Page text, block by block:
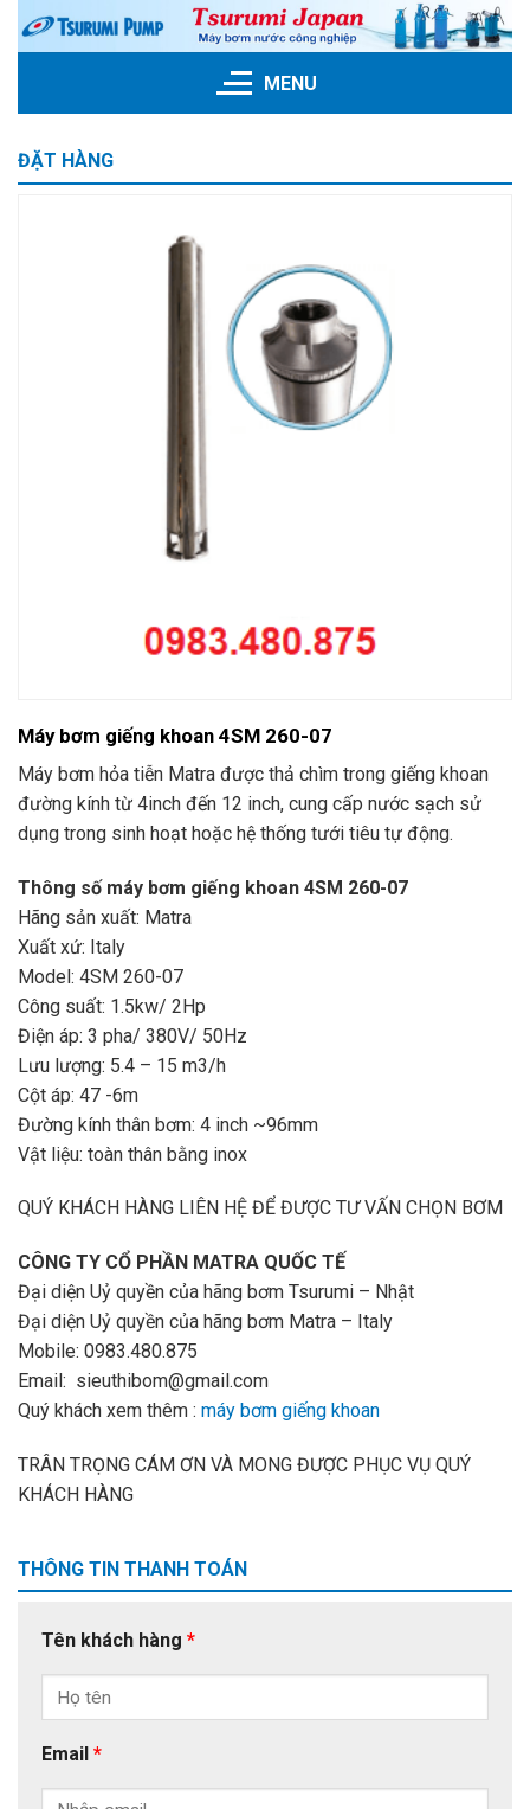
Skip
MENU
ĐẶT HÀNG
Máy bơm giếng khoan 4SM 260-07
Máy bơm hỏa tiễn Matra được thả chìm trong giếng khoan
đường kính từ 4inch đến 12 inch, cung cấp nước sạch sử
dụng trong sinh hoạt hoặc hệ thống tưới tiêu tự động.
Thông số máy bơm giếng khoan 4SM 260-07
Hãng sản xuất: Matra
Xuất xứ: Italy
Model: 4SM 260-07
Công suất: 1.5kw/ 2Hp
Điện áp: 3 pha/ 380V/ 50Hz
Lưu lượng: 5.4 – 15 m3/h
Cột áp: 47 -6m
Đường kính thân bơm: 4 inch ~96mm
Vật liệu: toàn thân bằng inox
QUÝ KHÁCH HÀNG LIÊN HỆ ĐỂ ĐƯỢC TƯ VẤN CHỌN BƠM
CÔNG TY CỔ PHẦN MATRA QUỐC TẾ
Đại diện Uỷ quyền của hãng bơm Tsurumi – Nhật
Đại diện Uỷ quyền của hãng bơm Matra – Italy
Mobile: 0983.480.875
Email: sieuthibom@gmail.com
Quý khách xem thêm : máy bơm giếng khoan
TRÂN TRỌNG CÁM ƠN VÀ MONG ĐƯỢC PHỤC VỤ QUÝ
KHÁCH HÀNG
THÔNG TIN THANH TOÁN
Tên khách hàng *
Email *